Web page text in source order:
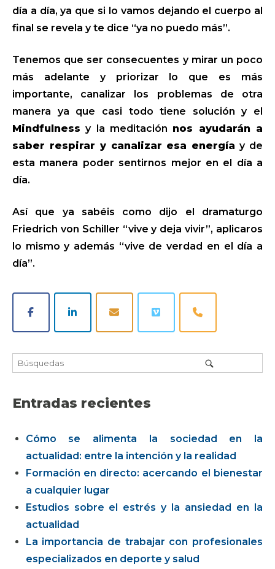
día a día, ya que si lo vamos dejando el cuerpo al
final se revela y te dice “ya no puedo más”.
Tenemos que ser consecuentes y mirar un poco
más adelante y priorizar lo que es más
importante, canalizar los problemas de otra
manera ya que casi todo tiene solución y el
Mindfulness y la meditación nos ayudarán a
saber respirar y canalizar esa energía y de
esta manera poder sentirnos mejor en el día a
día.
Así que ya sabéis como dijo el dramaturgo
Friedrich von Schiller “vive y deja vivir”, aplicaros
lo mismo y además “vive de verdad en el día a
día”.
Entradas recientes
Cómo se alimenta la sociedad en la
actualidad: entre la intención y la realidad
Formación en directo: acercando el bienestar
a cualquier lugar
Estudios sobre el estrés y la ansiedad en la
actualidad
La importancia de trabajar con profesionales
especializados en deporte y salud